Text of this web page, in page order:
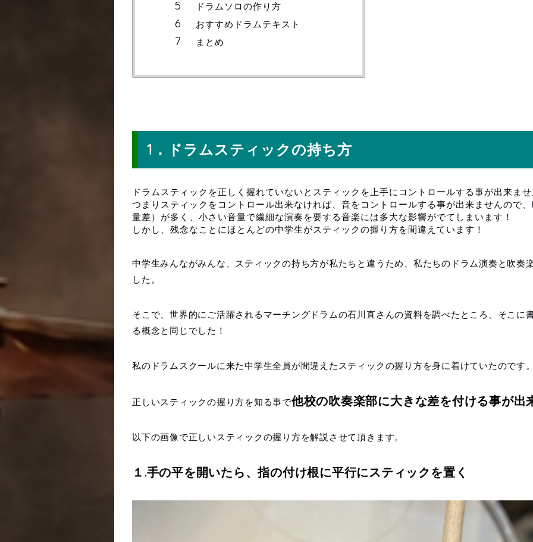
ドラムソロの作り方
おすすめドラムテキスト
まとめ
1．ドラムスティックの持ち方
ドラムスティックを正しく握れていないとスティックを上手にコントロールする事が出来ま
つまりスティックをコントロール出来なければ、音をコントロールする事が出来ませんので
量差）が多く、小さい音量で繊細な演奏を要する音楽には多大な影響がでてしまいます！
しかし、残念なことにほとんどの中学生がスティックの握り方を間違えています！
中学生みんながみんな、スティックの持ち方が私たちと違うため、私たちのドラム演奏と吹奏
した。
そこで、世界的にご活躍されるマーチングドラムの石川直さんの資料を調べたところ、そこに
る概念と同じでした！
私のドラムスクールに来た中学生全員が間違えたスティックの握り方を身に着けていたのです
正しいスティックの握り方を知る事で他校の吹奏楽部に大きな差を付ける事が出
以下の画像で正しいスティックの握り方を解説させて頂きます。
１.手の平を開いたら、指の付け根に平行にスティックを置く